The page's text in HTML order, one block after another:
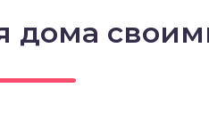
дома